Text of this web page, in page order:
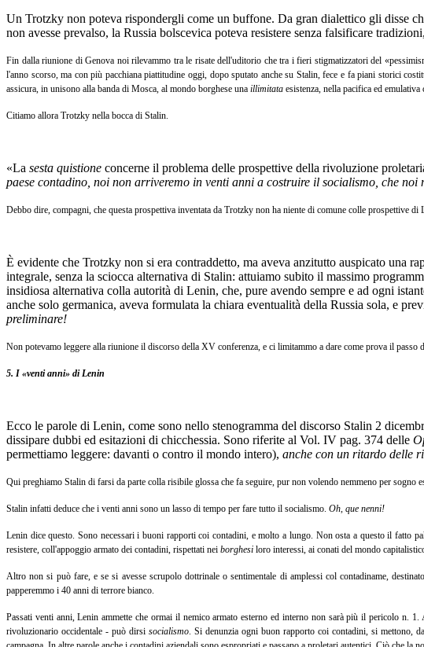
Un Trotzky non poteva rispondergli come un buffone. Da gran dialettico gli disse
non avesse prevalso, la Russia bolscevica poteva resistere senza falsificare
Fin dalla riunione di Genova noi rilevammo tra le risate dell'uditorio che tra i fieri stigmatizzatori del
l'anno scorso, ma con più pacchiana piattitudine oggi, dopo sputato anche su Stalin, fece e fa piani storici
assicura, in unisono alla banda di Mosca, al mondo borghese una illimitata esistenza, nella pacifica ed emulativa
Citiamo allora Trotzky nella bocca di Stalin.
«La sesta quistione concerne il problema delle prospettive della rivoluzione
paese contadino, noi non arriveremo in venti anni a costruire il socialismo, che
Debbo dire, compagni, che questa prospettiva inventata da Trotzky non ha niente di comune colle prospettive
È evidente che Trotzky non si era contraddetto, ma aveva anzitutto auspicato una
integrale, senza la sciocca alternativa di Stalin: attuiamo subito il massimo
insidiosa alternativa colla autorità di Lenin, che, pure avendo sempre e ad ogni
anche solo germanica, aveva formulata la chiara eventualità della Russia sola, e
preliminare!
Non potevamo leggere alla riunione il discorso della XV conferenza, e ci limitammo a dare come prova il passo
5. I «venti anni» di Lenin
Ecco le parole di Lenin, come sono nello stenogramma del discorso Stalin 2
dissipare dubbi ed esitazioni di chicchessia. Sono riferite al Vol. IV pag. 374 delle
permettiamo leggere: davanti o contro il mondo intero), anche con un ritardo delle
Qui preghiamo Stalin di farsi da parte colla risibile glossa che fa seguire, pur non volendo nemmeno per
Stalin infatti deduce che i venti anni sono un lasso di tempo per fare tutto il socialismo. Oh, que nenni!
Lenin dice questo. Sono necessari i buoni rapporti coi contadini, e molto a lungo. Non osta a questo il fatto
resistere, coll'appoggio armato dei contadini, rispettati nei borghesi loro interessi, ai conati del mondo
Altro non si può fare, e se si avesse scrupolo dottrinale o sentimentale di amplessi col contadiname,
papperemmo i 40 anni di terrore bianco.
Passati venti anni, Lenin ammette che ormai il nemico armato esterno ed interno non sarà più il pericolo n.
rivoluzionario occidentale - può dirsi socialismo. Si denunzia ogni buon rapporto coi contadini, si mettono,